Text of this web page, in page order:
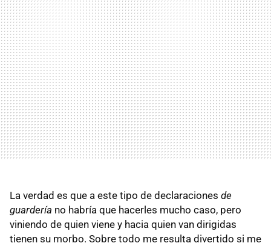
La verdad es que a este tipo de declaraciones de
guardería no habría que hacerles mucho caso, pero
viniendo de quien viene y hacia quien van dirigidas
tienen su morbo. Sobre todo me resulta divertido si me